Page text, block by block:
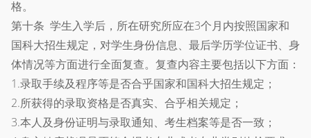
格。
第十条 学生入学后，所在研究所应在3个月内按照国家和
国科大招生规定，对学生身份信息、最后学历学位证书、身
体情况等方面进行全面复查。复查内容主要包括以下方面：
1.录取手续及程序等是否合乎国家和国科大招生规定；
2.所获得的录取资格是否真实、合乎相关规定；
3.本人及身份证明与录取通知、考生档案等是否一致；